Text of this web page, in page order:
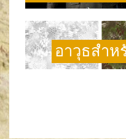
อาวุธสำห